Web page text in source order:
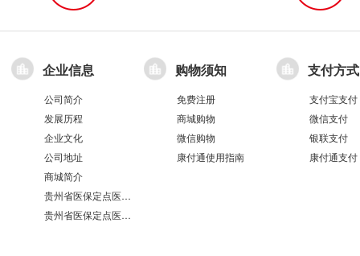
企业信息
公司简介
发展历程
企业文化
公司地址
商城简介
贵州省医保定点医疗机构医保服务情况表（第551分店）
贵州省医保定点医疗机构医保服务情况表（第100分店）
购物须知
免费注册
商城购物
微信购物
康付通使用指南
支付方式
支付宝支付
微信支付
银联支付
康付通支付